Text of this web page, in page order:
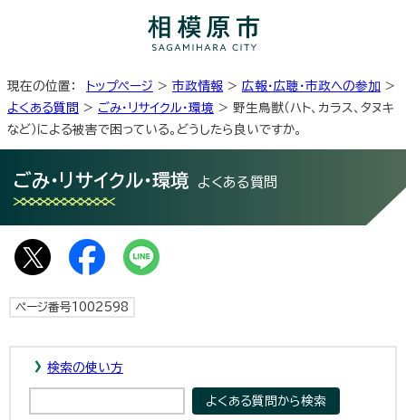
現在の位置： トップページ > 市政情報 > 広報・広聴・市政への参加 >
よくある質問 > ごみ・リサイクル・環境 > 野生鳥獣（ハト、カラス、タヌキ
など）による被害で困っている。どうしたら良いですか。
ごみ・リサイクル・環境 よくある質問
ページ番号1002598
検索の使い方